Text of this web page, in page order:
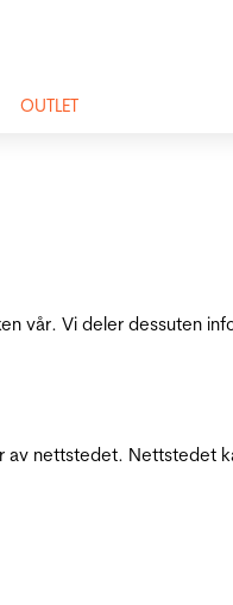
vår. Vi deler dessuten
av nettstedet. Nettstedet
OUTLET